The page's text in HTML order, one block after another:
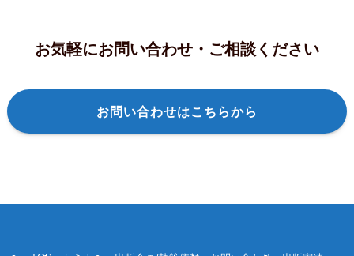
お気軽にお問い合わせ・ご相談ください
お問い合わせはこちらから